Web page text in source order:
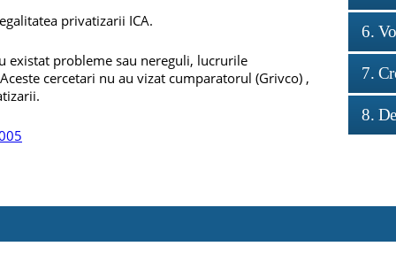
privatizarii ICA.
existat probleme sau nereguli, lucrurile
cercetari nu au vizat cumparatorul (Grivco) ,
6.
7.
8.